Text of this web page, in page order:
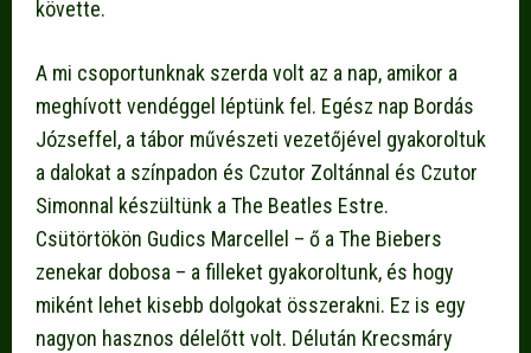
követte.
A mi csoportunknak szerda volt az a nap, amikor a
meghívott vendéggel léptünk fel. Egész nap Bordás
Józseffel, a tábor művészeti vezetőjével gyakoroltuk
a dalokat a színpadon és Czutor Zoltánnal és Czutor
Simonnal készültünk a The Beatles Estre.
Csütörtökön Gudics Marcellel – ő a The Biebers
zenekar dobosa – a filleket gyakoroltunk, és hogy
miként lehet kisebb dolgokat összerakni. Ez is egy
nagyon hasznos délelőtt volt. Délután Krecsmáry